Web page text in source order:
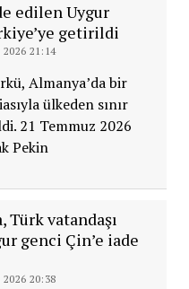
edilen Uygur
getirildi
21:14
Almanya’da bir
ülkeden sınır
21 Temmuz 2026
Pekin
Türk vatandaşı
genci Çin’e iade
20:38